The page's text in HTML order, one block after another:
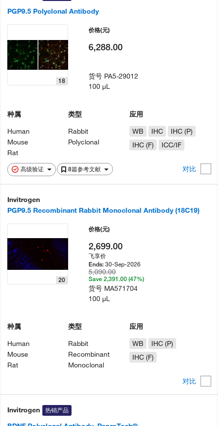
PGP9.5 Polyclonal Antibody
高级验证 8篇参考文献 对比
18
种属
Human
Mouse
Rat
类型
Rabbit
Polyclonal
应用
WB
IHC
IHC (P)
IHC (F)
ICC/IF
价格(元)
6,288.00
货号 PA5-29012
100 µL
Invitrogen
PGP9.5 Recombinant Rabbit Monoclonal Antibody (18C19)
对比
20
种属
Human
Mouse
Rat
类型
Rabbit
Recombinant
Monoclonal
应用
WB
IHC (P)
IHC (F)
价格(元)
2,699.00
飞享价
Ends:30-Sep-2026
5,090.00
Save 2,391.00 (47%)
货号 MA571704
100 µL
Invitrogen 热销产品